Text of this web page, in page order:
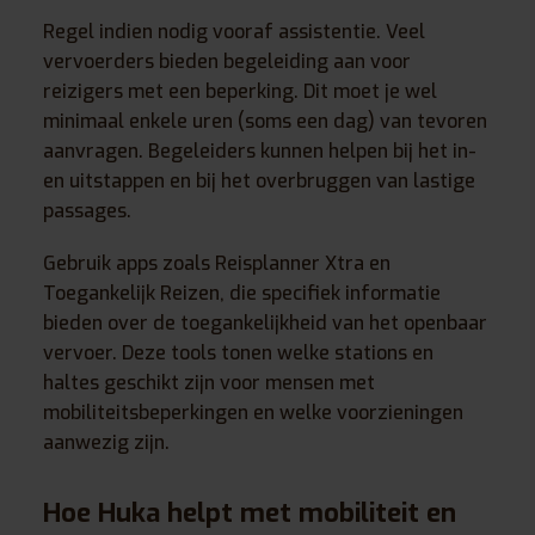
Regel indien nodig vooraf assistentie. Veel
vervoerders bieden begeleiding aan voor
reizigers met een beperking. Dit moet je wel
minimaal enkele uren (soms een dag) van tevoren
aanvragen. Begeleiders kunnen helpen bij het in-
en uitstappen en bij het overbruggen van lastige
passages.
Gebruik apps zoals Reisplanner Xtra en
Toegankelijk Reizen, die specifiek informatie
bieden over de toegankelijkheid van het openbaar
vervoer. Deze tools tonen welke stations en
haltes geschikt zijn voor mensen met
mobiliteitsbeperkingen en welke voorzieningen
aanwezig zijn.
Hoe Huka helpt met mobiliteit en